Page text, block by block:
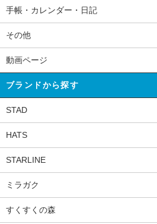
手帳・カレンダー・日記
その他
動画ページ
ブランドから探す
STAD
HATS
STARLINE
ミラガク
すくすくの森